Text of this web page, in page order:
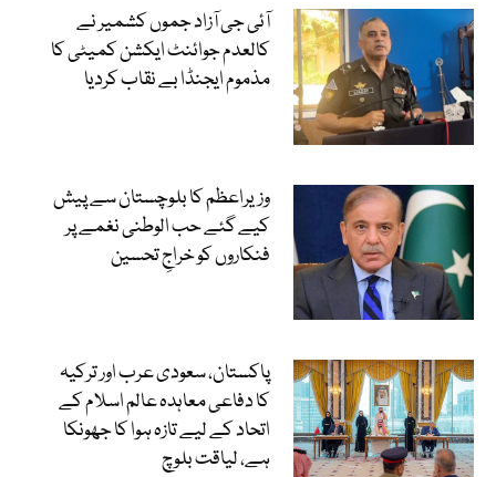
آئی جی آزاد جموں کشمیر نے
کالعدم جوائنٹ ایکشن کمیٹی کا
مذموم ایجنڈا بے نقاب کردیا
وزیراعظم کا بلوچستان سے پیش
کیے گئے حب الوطنی نغمے پر
فنکاروں کو خراجِ تحسین
پاکستان، سعودی عرب اور ترکیہ
کا دفاعی معاہدہ عالم اسلام کے
اتحاد کے لیے تازہ ہوا کا جھونکا
ہے، لیاقت بلوچ